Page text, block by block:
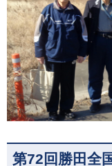
第72回勝田全